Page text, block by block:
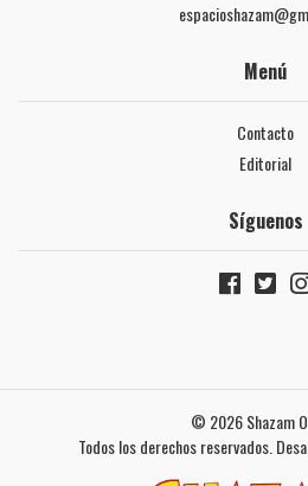
Menú
Contacto
Editorial
Síguenos
© 2026 Shazam
Todos los derechos reservados.